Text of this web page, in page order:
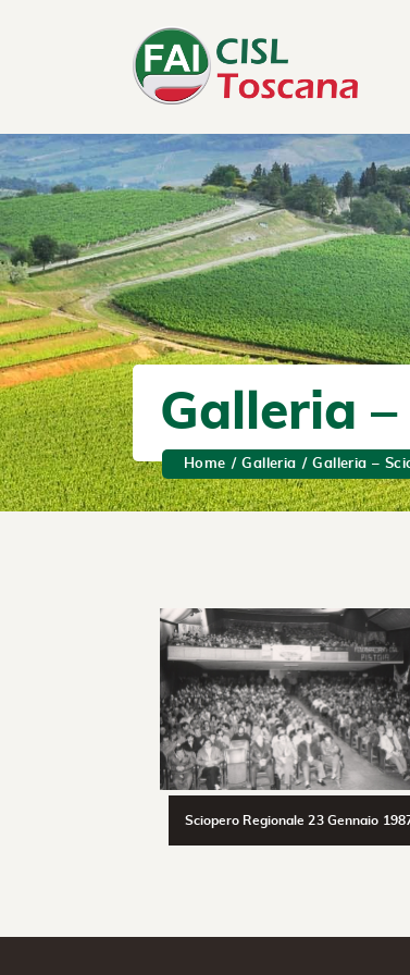
Galleria
Home Galleria Galleria –
Sciopero Regionale 23 Gennaio